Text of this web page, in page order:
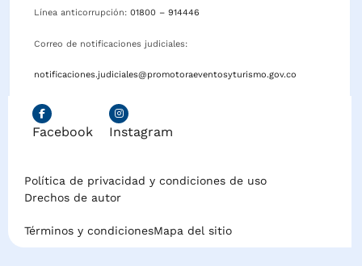
Línea anticorrupción: 01800 – 914446
Correo de notificaciones judiciales:
notificaciones.judiciales@promotoraeventosyturismo.gov.co
Facebook Instagram
Política de privacidad y condiciones de uso
Drechos de autor
Términos y condicionesMapa del sitio